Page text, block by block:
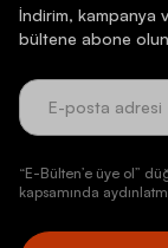
İndirim, kampanya
bültene abone
“E-Bülten’e üye ol”
kapsamında